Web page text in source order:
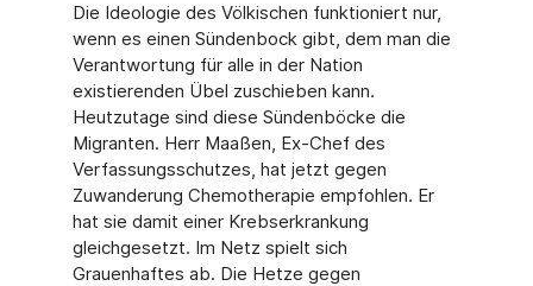
Die Ideologie des Völkischen funktioniert nur,
wenn es einen Sündenbock gibt, dem man die
Verantwortung für alle in der Nation
existierenden Übel zuschieben kann.
Heutzutage sind diese Sündenböcke die
Migranten. Herr Maaßen, Ex-Chef des
Verfassungsschutzes, hat jetzt gegen
Zuwanderung Chemotherapie empfohlen. Er
hat sie damit einer Krebserkrankung
gleichgesetzt. Im Netz spielt sich
Grauenhaftes ab. Die Hetze gegen